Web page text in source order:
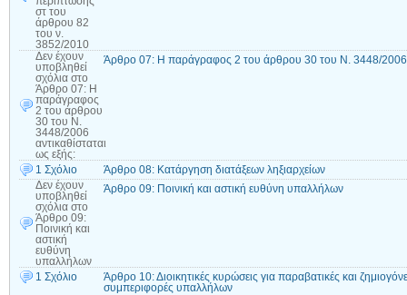
στ του
άρθρου 82
του ν.
3852/2010
Δεν έχουν
υποβληθεί
σχόλια στο
Άρθρο 07: Η
παράγραφος
2 του άρθρου
30 του Ν.
3448/2006
αντικαθίσταται
ως εξής:
Άρθρο 07: Η παράγραφος 2 του άρθρου 30 του Ν. 3448/2006
1 Σχόλιο
Άρθρο 08: Κατάργηση διατάξεων ληξιαρχείων
Δεν έχουν
υποβληθεί
σχόλια στο
Άρθρο 09:
Ποινική και
αστική
ευθύνη
υπαλλήλων
Άρθρο 09: Ποινική και αστική ευθύνη υπαλλήλων
1 Σχόλιο
Άρθρο 10: Διοικητικές κυρώσεις για παραβατικές και
συμπεριφορές υπαλλήλων